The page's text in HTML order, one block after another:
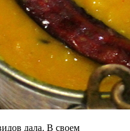
дала. В своем